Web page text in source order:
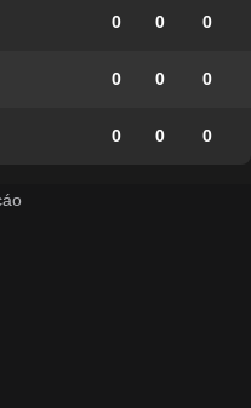
0 0 0
0 0 0
0 0 0